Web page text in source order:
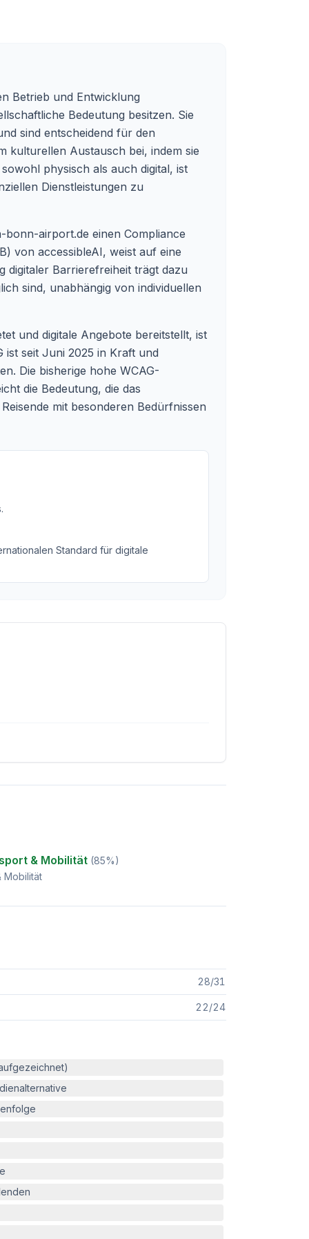
Betrieb und Entwicklung
Bedeutung besitzen. Sie
sind entscheidend für den
kulturellen Austausch bei, indem sie
physisch als auch digital, ist
Dienstleistungen zu
bonn-airport.de einen Compliance
von accessibleAI, weist auf eine
digitaler Barrierefreiheit trägt dazu
sind, unabhängig von individuellen
und digitale Angebote bereitstellt, ist
ist seit Juni 2025 in Kraft und
Die bisherige hohe WCAG-
die Bedeutung, die das
mit besonderen Bedürfnissen
.
Standard für digitale
& Mobilität (85%)
Mobilität
28/31
22/24